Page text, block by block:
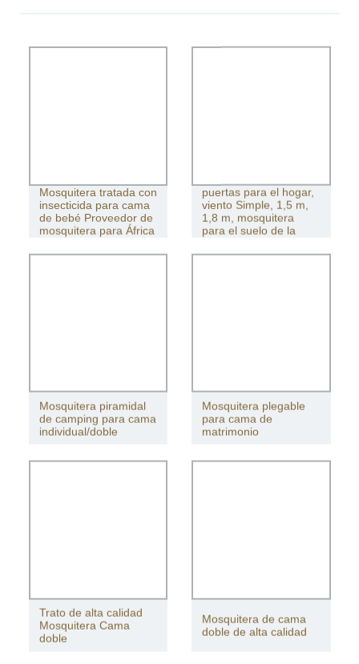
Mosquitera tratada con
insecticida para cama
de bebé Proveedor de
mosquitera para África
puertas para el hogar,
viento Simple, 1,5 m,
1,8 m, mosquitera
para el suelo de la
Mosquitera piramidal
de camping para cama
individual/doble
Mosquitera plegable
para cama de
matrimonio
Trato de alta calidad
Mosquitera Cama
doble
Mosquitera de cama
doble de alta calidad